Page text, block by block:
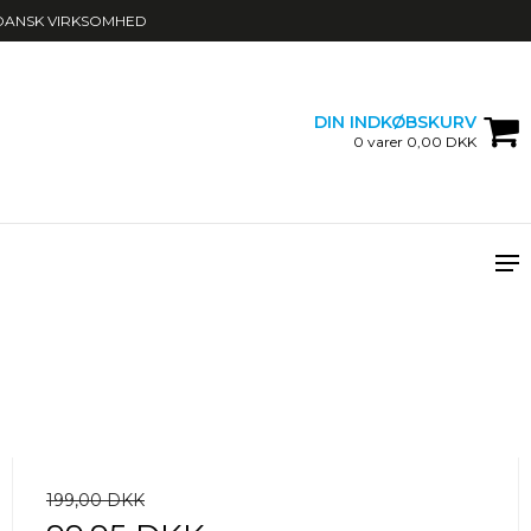
VIRKSOMHED
DIN INDKØBSKURV
0 varer 0,00 DKK
199,00 DKK